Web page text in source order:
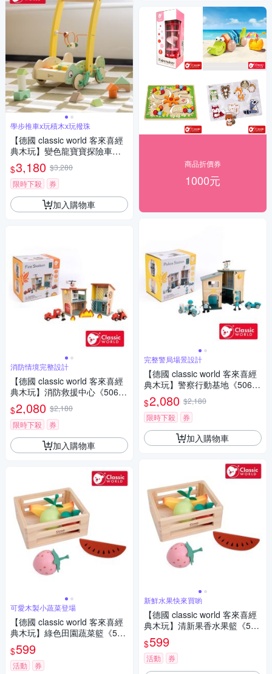
學步推車x玩積木x玩撥珠
【德國 classic world 客來喜經
典木玩】變色龍寶寶探險車《1
0536》
$3,180 $3,280
限時下殺
券
加入購物車
消防情境完整設計
【德國 classic world 客來喜經
典木玩】消防救援中心《5064
6》
$2,080 $2,180
限時下殺
券
加入購物車
可愛木製小蔬菜登場
【德國 classic world 客來喜經
典木玩】綠色田園蔬菜籃《506
42》
$599
活動 券
商品折價券
1000元
完整警局場景設計
【德國 classic world 客來喜經
典木玩】警察行動基地《5064
7》
$2,080 $2,180
限時下殺
券
加入購物車
新鮮水果快來買喲
【德國 classic world 客來喜經
典木玩】清新果香水果籃《506
43》
$599
活動 券